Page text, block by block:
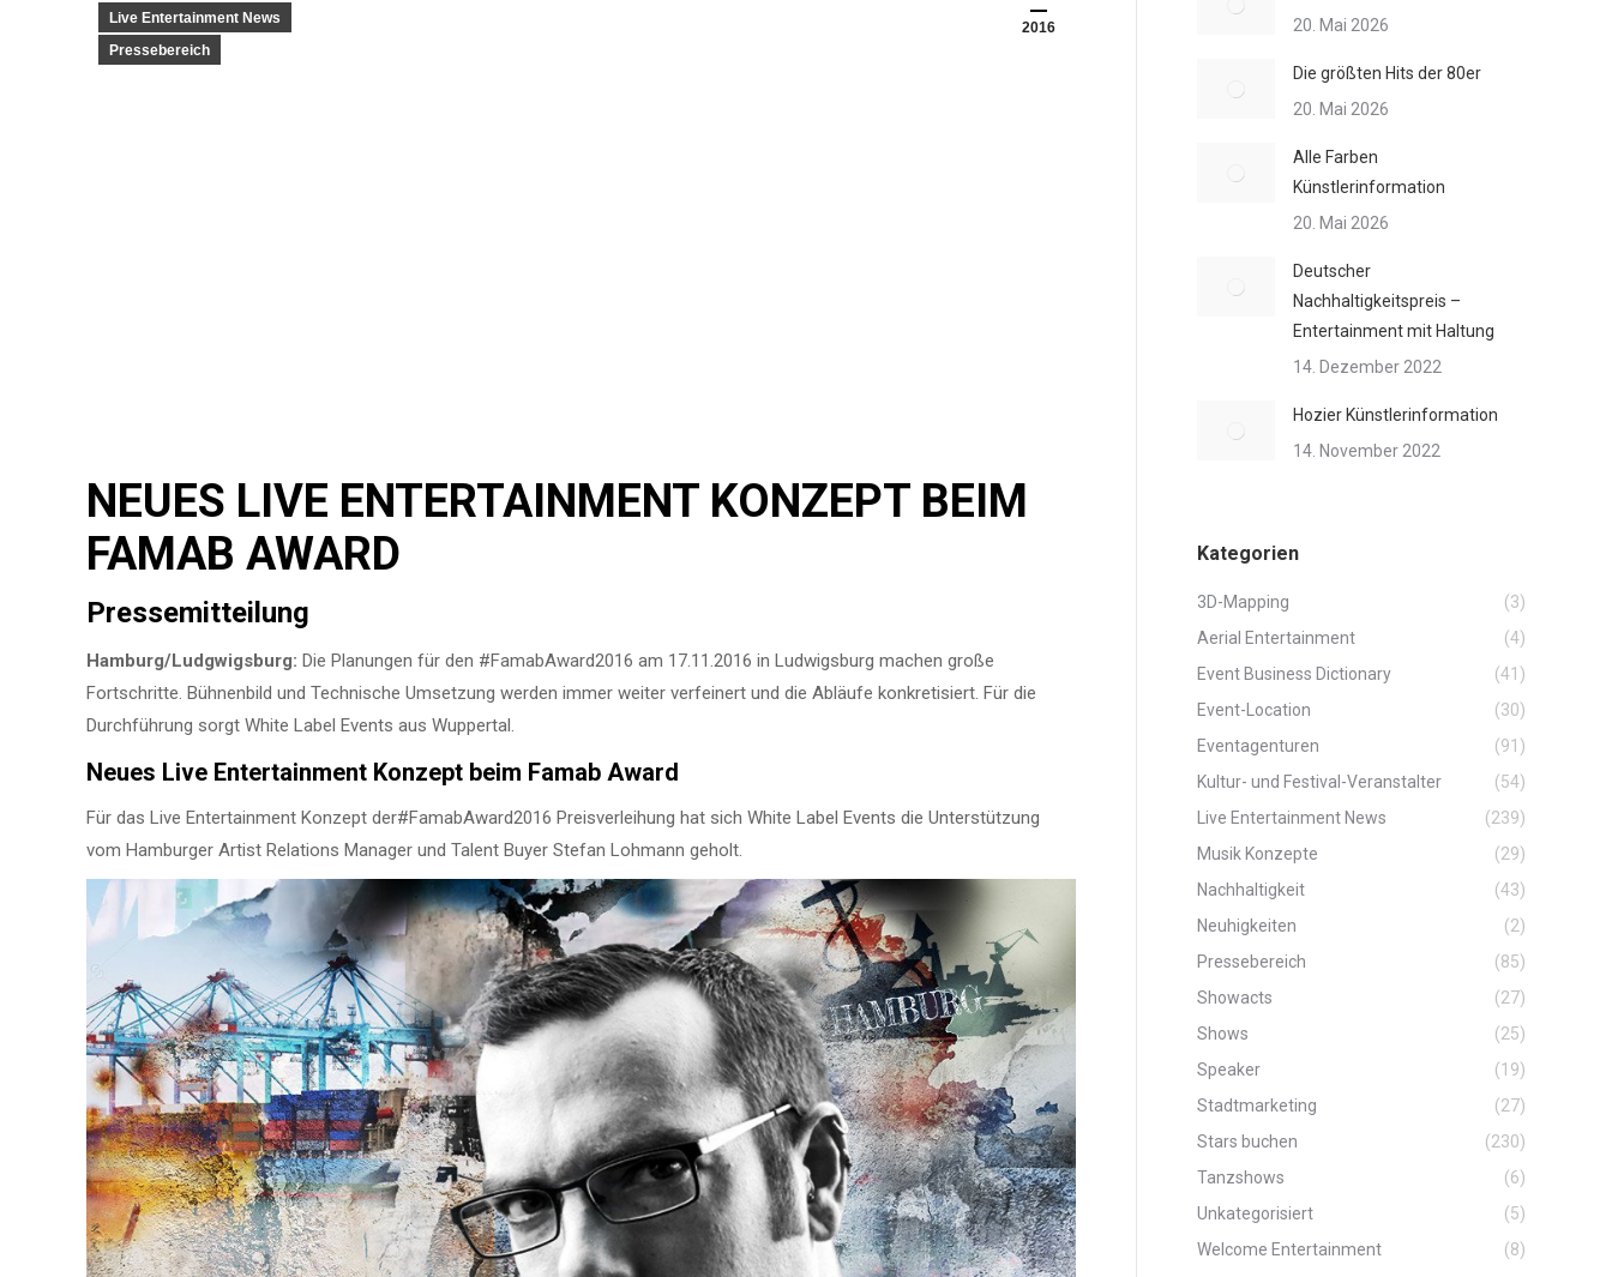
2016
Live Entertainment News
Pressebereich
NEUES LIVE ENTERTAINMENT KONZEPT BEIM
FAMAB AWARD
Pressemitteilung
Hamburg/Ludgwigsburg: Die Planungen für den #FamabAward2016 am 17.11.2016 in Ludwigsburg machen große
Fortschritte. Bühnenbild und Technische Umsetzung werden immer weiter verfeinert und die Abläufe konkretisiert. Für die
Durchführung sorgt White Label Events aus Wuppertal.
Neues Live Entertainment Konzept beim Famab Award
Für das Live Entertainment Konzept der#FamabAward2016 Preisverleihung hat sich White Label Events die Unterstützung
vom Hamburger Artist Relations Manager und Talent Buyer Stefan Lohmann geholt.
20. Mai 2026
Die größten Hits der 80er
20. Mai 2026
Alle Farben
Künstlerinformation
20. Mai 2026
Deutscher
Nachhaltigkeitspreis –
Entertainment mit Haltung
14. Dezember 2022
Hozier Künstlerinformation
14. November 2022
Kategorien
3D-Mapping
(3)
Aerial Entertainment
(4)
Event Business Dictionary
(41)
Event-Location
(30)
Eventagenturen
(91)
Kultur- und Festival-Veranstalter
(54)
Live Entertainment News
(239)
Musik Konzepte
(29)
Nachhaltigkeit
(43)
Neuhigkeiten
(2)
Pressebereich
(85)
Showacts
(27)
Shows
(25)
Speaker
(19)
Stadtmarketing
(27)
Stars buchen
(230)
Tanzshows
(6)
Unkategorisiert
(5)
Welcome Entertainment
(8)